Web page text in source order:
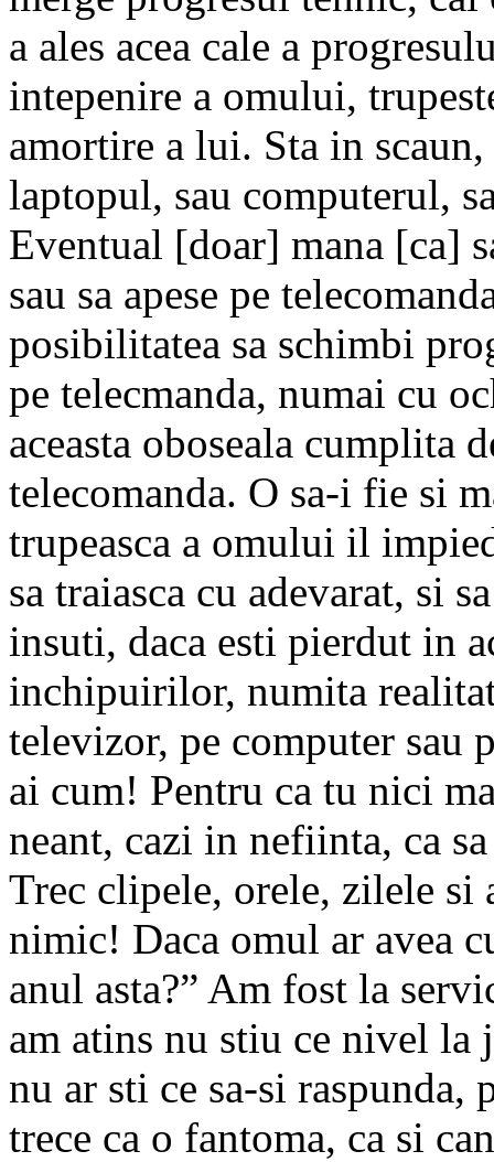
a ales acea cale a
intepenire a omului,
amortire a lui. Sta in
laptopul, sau computerul,
Eventual [doar] mana [ca]
sau sa apese pe
posibilitatea sa schimbi
pe telecmanda, numai cu
aceasta oboseala cumplita
telecomanda. O sa-i fie si
trupeasca a omului il
sa traiasca cu adevarat, si
insuti, daca esti pierdut in
inchipuirilor, numita
televizor, pe computer sau
ai cum! Pentru ca tu nici
neant, cazi in nefiinta, ca
Trec clipele, orele, zilele
nimic! Daca omul ar avea
anul asta?” Am fost la
am atins nu stiu ce nivel
nu ar sti ce sa-si raspunda,
trece ca o fantoma, ca si